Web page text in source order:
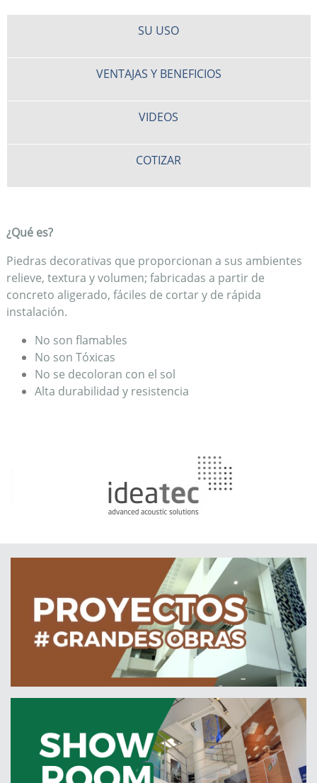
SU USO
VENTAJAS Y BENEFICIOS
VIDEOS
COTIZAR
¿Qué es?
Piedras decorativas que proporcionan a sus ambientes
relieve, textura y volumen; fabricadas a partir de
concreto aligerado, fáciles de cortar y de rápida
instalación.
No son flamables
No son Tóxicas
No se decoloran con el sol
Alta durabilidad y resistencia